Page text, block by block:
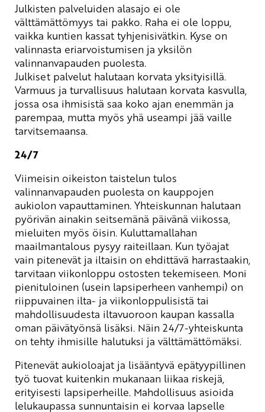
Julkisten palveluiden alasajo ei ole
välttämättömyys tai pakko. Raha ei ole loppu,
vaikka kuntien kassat tyhjenisivätkin. Kyse on
valinnasta eriarvoistumisen ja yksilön
valinnanvapauden puolesta.
Julkiset palvelut halutaan korvata yksityisillä.
Varmuus ja turvallisuus halutaan korvata kasvulla,
jossa osa ihmisistä saa koko ajan enemmän ja
parempaa, mutta myös yhä useampi jää vaille
tarvitsemaansa.
24/7
Viimeisin oikeiston taistelun tulos
valinnanvapauden puolesta on kauppojen
aukiolon vapauttaminen. Yhteiskunnan halutaan
pyörivän ainakin seitsemänä päivänä viikossa,
mieluiten myös öisin. Kuluttamallahan
maailmantalous pysyy raiteillaan. Kun työajat
vain pitenevät ja iltaisin on ehdittävä harrastaakin,
tarvitaan viikonloppu ostosten tekemiseen. Moni
pienituloinen (usein lapsiperheen vanhempi) on
riippuvainen ilta- ja viikonloppulisistä tai
mahdollisuudesta iltavuoroon kaupan kassalla
oman päivätyönsä lisäksi. Näin 24/7-yhteiskunta
on tehty ihmisille halutuksi ja välttämättömäksi.
Pitenevät aukioloajat ja lisääntyvä epätyypillinen
työ tuovat kuitenkin mukanaan liikaa riskejä,
erityisesti lapsiperheille. Mahdollisuus asioida
lelukaupassa sunnuntaisin ei korvaa lapselle